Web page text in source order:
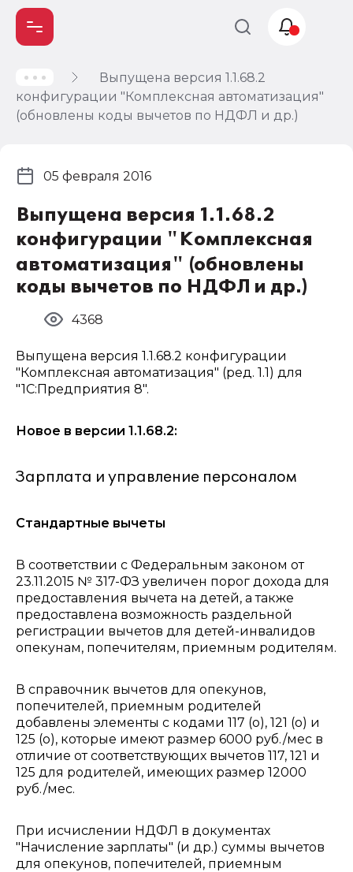
Выпущена версия 1.1.68.2
конфигурации "Комплексная автоматизация"
(обновлены коды вычетов по НДФЛ и др.)
Выпущена версия 1.1.68.2
конфигурации "Комплексная
автоматизация" (обновлены
коды вычетов по НДФЛ и др.)
05 февраля 2016
4368
Выпущена версия 1.1.68.2 конфигурации
"Комплексная автоматизация" (ред. 1.1) для
"1С:Предприятия 8".
Новое в версии 1.1.68.2:
Зарплата и управление персоналом
Стандартные вычеты
В соответствии с Федеральным законом от
23.11.2015 № 317-ФЗ увеличен порог дохода для
предоставления вычета на детей, а также
предоставлена возможность раздельной
регистрации вычетов для детей-инвалидов
опекунам, попечителям, приемным родителям.
В справочник вычетов для опекунов,
попечителей, приемным родителей
добавлены элементы с кодами 117 (о), 121 (о) и
125 (о), которые имеют размер 6000 руб./мес в
отличие от соответствующих вычетов 117, 121 и
125 для родителей, имеющих размер 12000
руб./мес.
При исчислении НДФЛ в документах
"Начисление зарплаты" (и др.) суммы вычетов
для опекунов, попечителей, приемным
Учет и
налогообложение